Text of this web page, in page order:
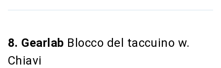
8. Gearlab Blocco del taccuino w.
Chiavi